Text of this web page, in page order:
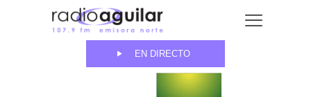
EN DIRECTO